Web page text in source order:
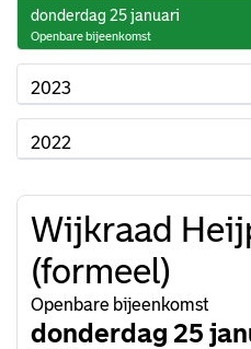
donderdag 25 januari
Openbare bijeenkomst
2023
2022
Wijkraad
(formeel)
Openbare bijeenkomst
donderdag 25